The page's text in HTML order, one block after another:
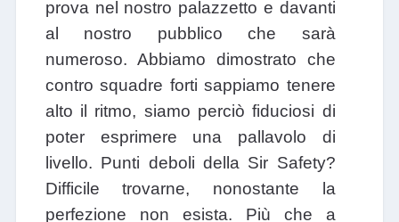
prova nel nostro palazzetto e davanti
al nostro pubblico che sarà
numeroso. Abbiamo dimostrato che
contro squadre forti sappiamo tenere
alto il ritmo, siamo perciò fiduciosi di
poter esprimere una pallavolo di
livello. Punti deboli della Sir Safety?
Difficile trovarne, nonostante la
perfezione non esista. Più che a